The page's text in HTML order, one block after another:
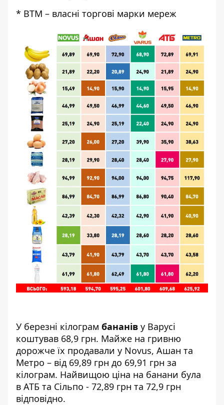
* ВТМ – власні торгові марки мереж
У березні кілограм бананів у Варусі
коштував 68,9 грн. Майже на гривню
дорожче їх продавали у Novus, Ашан та
Метро – від 69,89 грн до 69,91 грн за
кілограм. Найвищою ціна на банани була
в АТБ та Сільпо - 72,89 грн та 72,9 грн
відповідно.